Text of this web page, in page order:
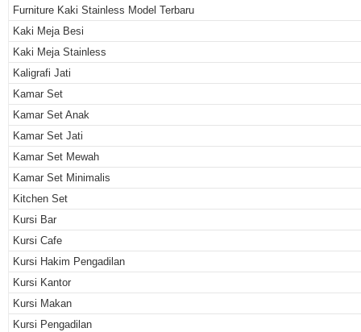
Furniture Kaki Stainless Model Terbaru
Kaki Meja Besi
Kaki Meja Stainless
Kaligrafi Jati
Kamar Set
Kamar Set Anak
Kamar Set Jati
Kamar Set Mewah
Kamar Set Minimalis
Kitchen Set
Kursi Bar
Kursi Cafe
Kursi Hakim Pengadilan
Kursi Kantor
Kursi Makan
Kursi Pengadilan